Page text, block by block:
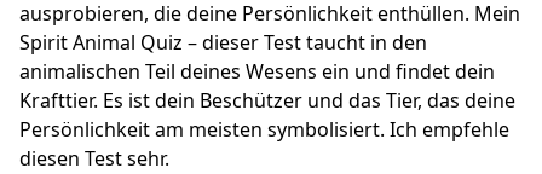
ausprobieren, die deine Persönlichkeit enthüllen. Mein
Spirit Animal Quiz – dieser Test taucht in den
animalischen Teil deines Wesens ein und findet dein
Krafttier. Es ist dein Beschützer und das Tier, das deine
Persönlichkeit am meisten symbolisiert. Ich empfehle
diesen Test sehr.